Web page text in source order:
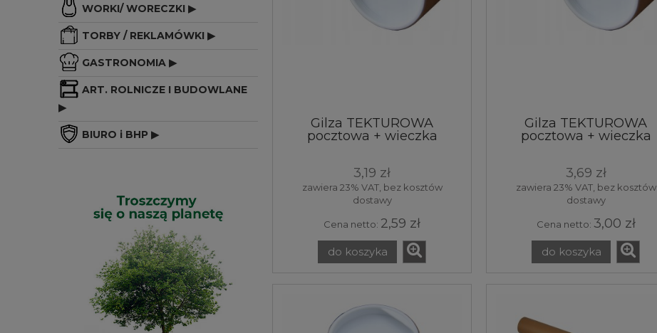
WORKI/ WORECZKI ▶
TORBY / REKLAMÓWKI ▶
GASTRONOMIA ▶
ART. ROLNICZE I BUDOWLANE
▶
BIURO i BHP ▶
Gilza TEKTUROWA
pocztowa + wieczka
3,19 zł
zawiera 23% VAT, bez kosztów
dostawy
Cena netto: 2,59 zł
do koszyka
Gilza TEKTUROWA
pocztowa + wieczka
3,69 zł
zawiera 23% VAT, bez kosztów
dostawy
Cena netto: 3,00 zł
do koszyka